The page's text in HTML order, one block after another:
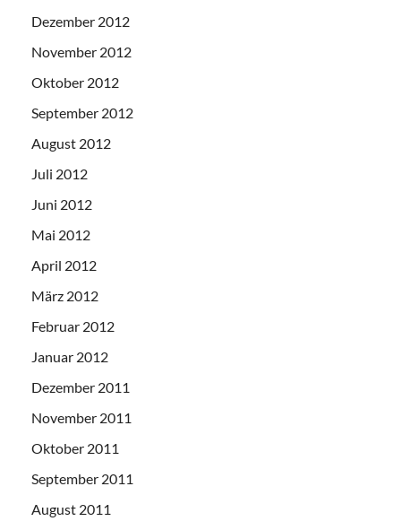
Dezember 2012
November 2012
Oktober 2012
September 2012
August 2012
Juli 2012
Juni 2012
Mai 2012
April 2012
März 2012
Februar 2012
Januar 2012
Dezember 2011
November 2011
Oktober 2011
September 2011
August 2011